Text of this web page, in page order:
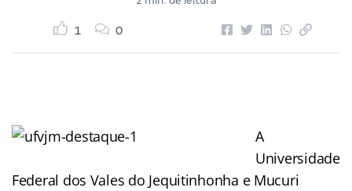
1 0
A
Universidade
Federal dos Vales do Jequitinhonha e Mucuri